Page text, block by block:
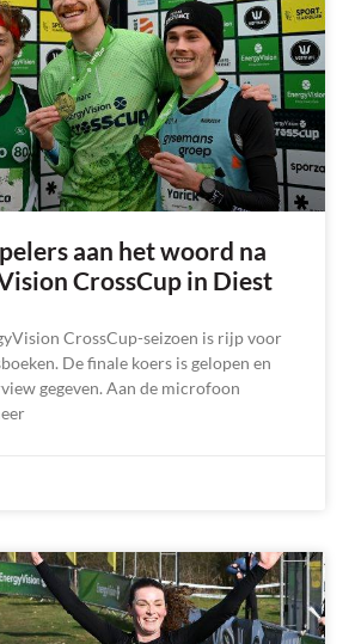
aan het woord na
CrossCup in Diest
CrossCup-seizoen is rijp voor
De finale koers is gelopen en
gegeven. Aan de microfoon